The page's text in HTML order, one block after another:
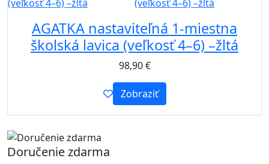
AGATKA nastaviteľná 1-miestna
školská lavica (veľkosť 4–6) –žltá
98,90€
Zobraziť
Doručenie zdarma